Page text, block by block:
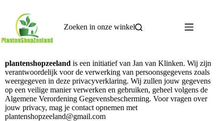
Zoeken in onze winkel
plantenshopzeeland is een initiatief van Jan van Klinken. Wij zijn
verantwoordelijk voor de verwerking van persoonsgegevens zoals
weergegeven in deze privacyverklaring. Wij zullen jouw gegevens
op een veilige manier verwerken en gebruiken, geheel volgens de
Algemene Verordening Gegevensbescherming. Voor vragen over
jouw privacy, mag je contact opnemen met
plantenshopzeeland@gmail.com